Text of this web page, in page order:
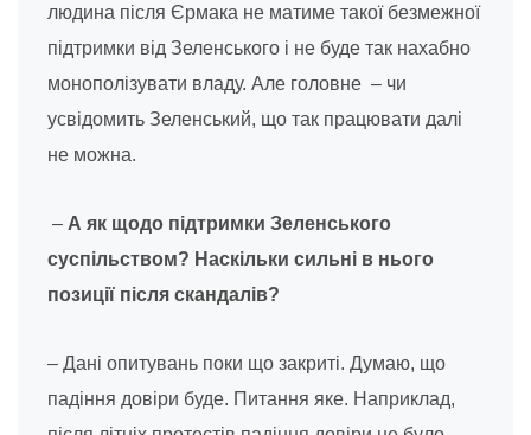
людина після Єрмака не матиме такої безмежної
підтримки від Зеленського і не буде так нахабно
монополізувати владу. Але головне – чи
усвідомить Зеленський, що так працювати далі
не можна.
– А як щодо підтримки Зеленського
суспільством? Наскільки сильні в нього
позиції після скандалів?
– Дані опитувань поки що закриті. Думаю, що
падіння довіри буде. Питання яке. Наприклад,